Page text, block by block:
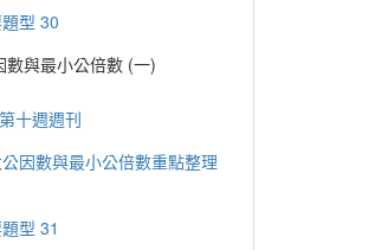
型 30
與最小公倍數 (一)
十週週刊
因數與最小公倍數重點整理
型 31